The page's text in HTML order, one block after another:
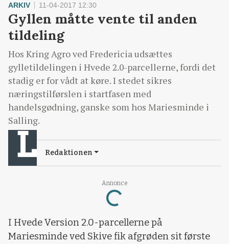
Annonce
Loading...
ARKIV 11-04-2017 12:30
Gyllen måtte vente til anden
tildeling
Hos Kring Agro ved Fredericia udsættes
gylletildelingen i Hvede 2.0-parcellerne, fordi det
stadig er for vådt at køre. I stedet sikres
næringstilførslen i startfasen med
handelsgødning, ganske som hos Mariesminde i
Salling.
Redaktionen
I Hvede Version 2.0-parcellerne på
Mariesminde ved Skive fik afgrøden sit første